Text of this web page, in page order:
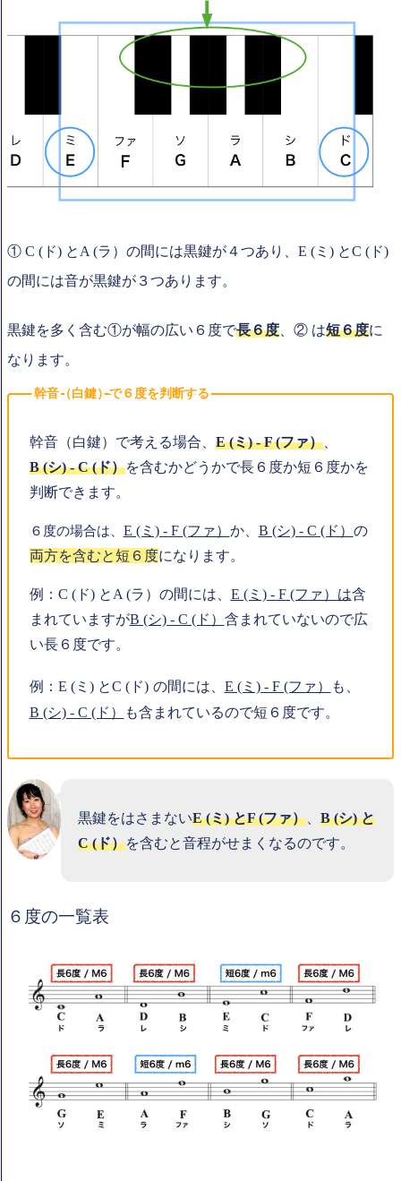
① C (ド) とA (ラ）の間には黒鍵が４つあり、E (ミ) とC (ド)
の間には音が黒鍵が３つあります。
黒鍵を多く含む①が幅の広い６度で長６度 、② は短６度に
なります。
幹音（白鍵）で６度を判断する
幹音（白鍵）で考える場合、 E (ミ) - F (ファ）、
B (シ) - C (ド）を含むかどうかで長６度か短６度かを
判断できます。
６度の場合は、 E (ミ) - F (ファ） か、 B (シ) - C (ド） の
両方を含むと短６度になります。
例：C (ド) とA (ラ）の間には、 E (ミ) - F (ファ）は含
まれていますがB (シ) - C (ド） 含まれていないので広
い長６度です。
例： E (ミ) とC (ド) の間には、 E (ミ) - F (ファ）
も、
B (シ) - C (ド）
も含まれているので短６度です。
黒鍵をはさまないE (ミ) とF (ファ）、 B (シ) と
C (ド）を含むと音程がせまくなるのです。
６度の一覧表